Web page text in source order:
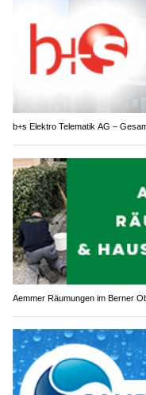
b+s Elektro Telematik AG –
Aemmer Räumungen im Berner